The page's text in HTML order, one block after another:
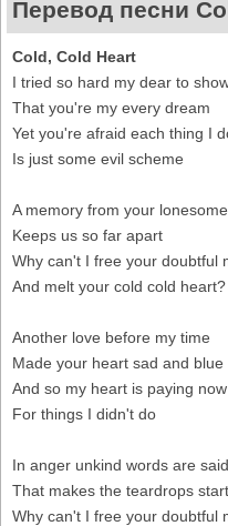
Перевод песни
Cold, Cold Heart
I tried so hard my dear to
That you're my every dream
Yet you're afraid each thing I
Is just some evil scheme
A memory from your
Keeps us so far apart
Why can't I free your doubtful
And melt your cold cold heart?
Another love before my time
Made your heart sad and blue
And so my heart is paying now
For things I didn't do
In anger unkind words are said
That makes the teardrops start
Why can't I free your doubtful